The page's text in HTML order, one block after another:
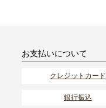
お支払いについて
クレジットカード
銀行振込